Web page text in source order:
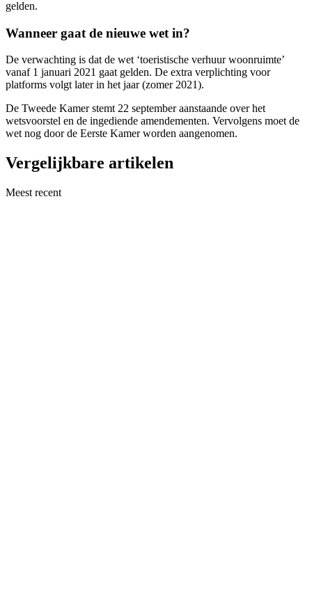
gelden.
Wanneer gaat de nieuwe wet in?
De verwachting is dat de wet ‘toeristische verhuur woonruimte’
vanaf 1 januari 2021 gaat gelden. De extra verplichting voor
platforms volgt later in het jaar (zomer 2021).
De Tweede Kamer stemt 22 september aanstaande over het
wetsvoorstel en de ingediende amendementen. Vervolgens moet de
wet nog door de Eerste Kamer worden aangenomen.
Vergelijkbare artikelen
Meest recent